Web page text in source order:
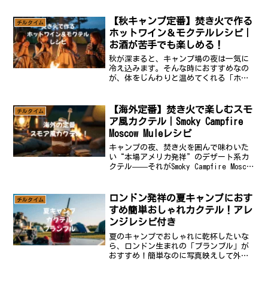
チルタイム
【秋キャンプ定番】焚き火で作る
ホットワイン＆モクテルレシピ｜
お酒が苦手でも楽しめる！
秋が深まると、キャンプ場の夜は一気に
冷え込みます。そんな時におすすめなの
が、体をじんわりと温めてくれる「ホッ
シピ材料（2〜3人分）赤ワイン …
500ml（安価なもので...
チルタイム
【海外定番】焚き火で楽しむスモ
ア風カクテル｜Smoky Campfire
Moscow Muleレシピ
キャンプの夜、焚き火を囲んで味わいた
い“本場アメリカ発祥”のデザート系カ
クテル——それがSmoky Campfire Moscow
Smoky Campfire Mos...
チルタイム
ロンドン発祥の夏キャンプにおす
すめ簡単おしゃれカクテル！アレ
ンジレシピ付き
夏のキャンプでおしゃれに乾杯したいな
ら、ロンドン生まれの「ブランブル」が
おすすめ！簡単なのに写真映えして外で